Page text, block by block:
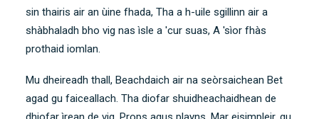
sin thairis air an ùine fhada, Tha a h-uile sgillinn air a
shàbhaladh bho vig nas ìsle a 'cur suas, A 'sìor fhàs
prothaid iomlan.
Mu dheireadh thall, Beachdaich air na seòrsaichean Bet
agad gu faiceallach. Tha diofar shuidheachaidhean de